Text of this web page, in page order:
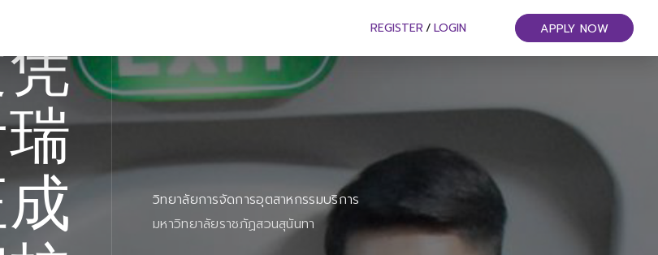
REGISTER / LOGIN APPLY NOW
วิทยาลัยการจัดการอุตสาหกรรมบริการ
มหาวิทยาลัยราชภัฏสวนสุนันทา